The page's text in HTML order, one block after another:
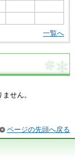
一覧へ
せん。
ページの先頭へ戻る